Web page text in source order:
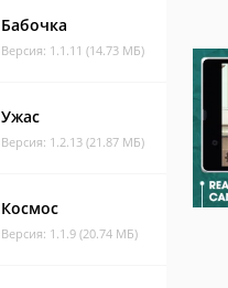
Бабочка
Версия: 1.1.11 (14.73 МБ)
Ужас
Версия: 1.2.13 (21.87 МБ)
Космос
Версия: 1.1.9 (20.74 МБ)